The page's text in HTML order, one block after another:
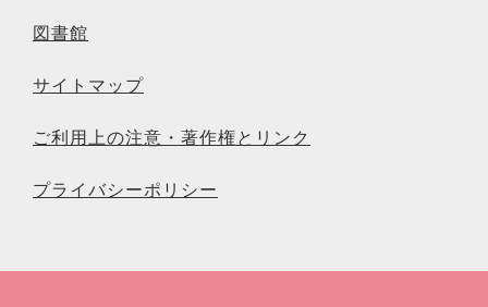
図書館
サイトマップ
ご利用上の注意・著作権とリンク
プライバシーポリシー